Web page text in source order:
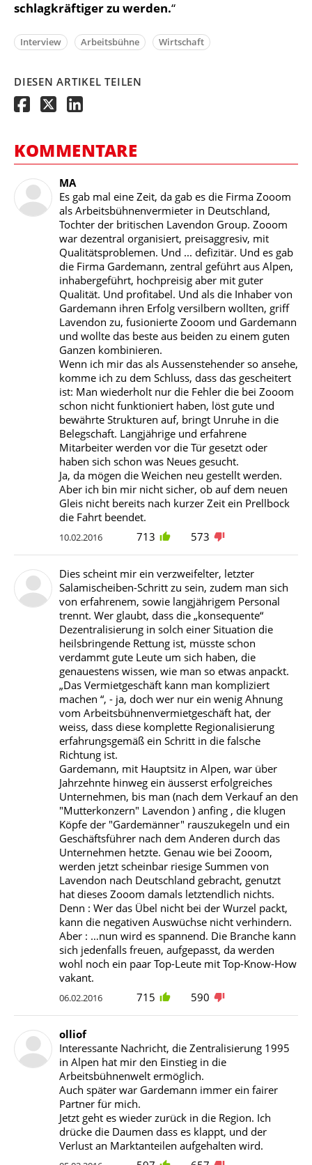
schlagkräftiger zu werden.“
Interview Arbeitsbühne Wirtschaft
DIESEN ARTIKEL TEILEN
KOMMENTARE
MA
Es gab mal eine Zeit, da gab es die Firma Zooom
als Arbeitsbühnenvermieter in Deutschland,
Tochter der britischen Lavendon Group. Zooom
war dezentral organisiert, preisaggresiv, mit
Qualitätsproblemen. Und ... defizitär. Und es gab
die Firma Gardemann, zentral geführt aus Alpen,
inhabergeführt, hochpreisig aber mit guter
Qualität. Und profitabel. Und als die Inhaber von
Gardemann ihren Erfolg versilbern wollten, griff
Lavendon zu, fusionierte Zooom und Gardemann
und wollte das beste aus beiden zu einem guten
Ganzen kombinieren.
Wenn ich mir das als Aussenstehender so ansehe,
komme ich zu dem Schluss, dass das gescheitert
ist: Man wiederholt nur die Fehler die bei Zooom
schon nicht funktioniert haben, löst gute und
bewährte Strukturen auf, bringt Unruhe in die
Belegschaft. Langjährige und erfahrene
Mitarbeiter werden vor die Tür gesetzt oder
haben sich schon was Neues gesucht.
Ja, da mögen die Weichen neu gestellt werden.
Aber ich bin mir nicht sicher, ob auf dem neuen
Gleis nicht bereits nach kurzer Zeit ein Prellbock
die Fahrt beendet.
10.02.2016 713 573
Dies scheint mir ein verzweifelter, letzter
Salamischeiben-Schritt zu sein, zudem man sich
von erfahrenem, sowie langjährigem Personal
trennt. Wer glaubt, dass die „konsequente“
Dezentralisierung in solch einer Situation die
heilsbringende Rettung ist, müsste schon
verdammt gute Leute um sich haben, die
genauestens wissen, wie man so etwas anpackt.
„Das Vermietgeschäft kann man kompliziert
machen “, - ja, doch wer nur ein wenig Ahnung
vom Arbeitsbühnenvermietgeschäft hat, der
weiss, dass diese komplette Regionalisierung
erfahrungsgemäß ein Schritt in die falsche
Richtung ist.
Gardemann, mit Hauptsitz in Alpen, war über
Jahrzehnte hinweg ein äusserst erfolgreiches
Unternehmen, bis man (nach dem Verkauf an den
"Mutterkonzern" Lavendon ) anfing , die klugen
Köpfe der "Gardemänner" rauszukegeln und ein
Geschäftsführer nach dem Anderen durch das
Unternehmen hetzte. Genau wie bei Zooom,
werden jetzt scheinbar riesige Summen von
Lavendon nach Deutschland gebracht, genutzt
hat dieses Zooom damals letztendlich nichts.
Denn : Wer das Übel nicht bei der Wurzel packt,
kann die negativen Auswüchse nicht verhindern.
Aber : …nun wird es spannend. Die Branche kann
sich jedenfalls freuen, aufgepasst, da werden
wohl noch ein paar Top-Leute mit Top-Know-How
vakant.
06.02.2016 715 590
olliof
Interessante Nachricht, die Zentralisierung 1995
in Alpen hat mir den Einstieg in die
Arbeitsbühnenwelt ermöglich.
Auch später war Gardemann immer ein fairer
Partner für mich.
Jetzt geht es wieder zurück in die Region. Ich
drücke die Daumen dass es klappt, und der
Verlust an Marktanteilen aufgehalten wird.